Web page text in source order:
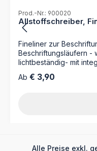
Prod.-Nr.: 900020
Allstoffschreiber,
Fineliner zur
Beschriftungsläufern -
lichtbeständig- mit
Regulärer Preis:
Ab € 3,90
Alle Preise exkl.